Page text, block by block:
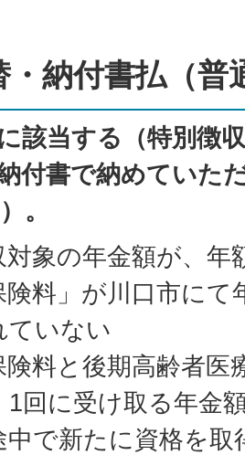
・納付書払（普
該当する（特別徴
付書で納めていた
。
対象の年金額が、年
険料」が川口市に
ていない
険料と後期高齢者
1回に受け取る年金
中で新たに資格を取